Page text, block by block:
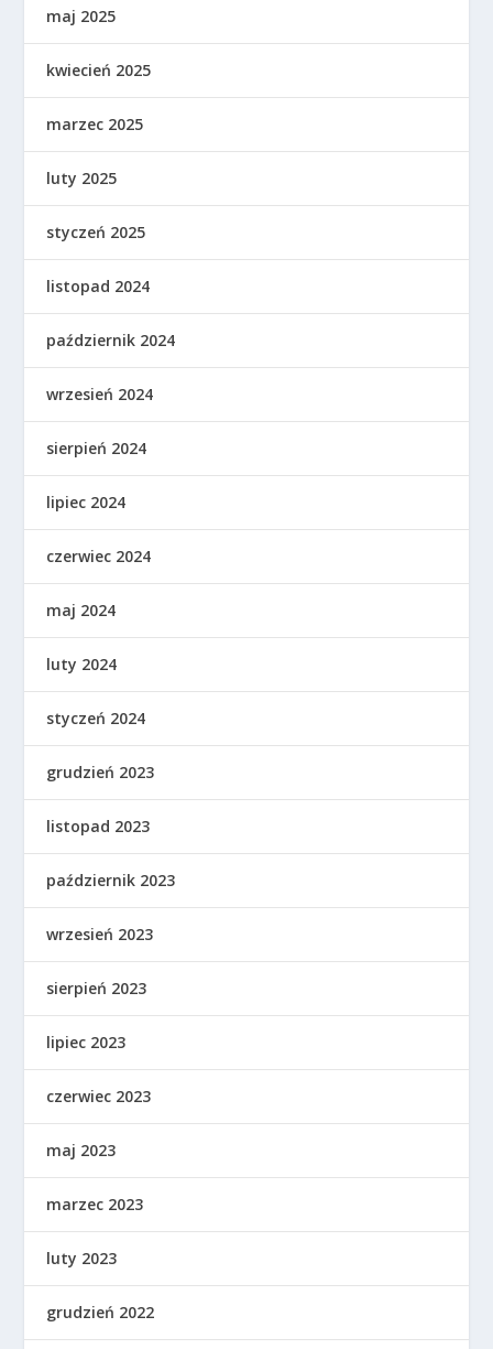
maj 2025
kwiecień 2025
marzec 2025
luty 2025
styczeń 2025
listopad 2024
październik 2024
wrzesień 2024
sierpień 2024
lipiec 2024
czerwiec 2024
maj 2024
luty 2024
styczeń 2024
grudzień 2023
listopad 2023
październik 2023
wrzesień 2023
sierpień 2023
lipiec 2023
czerwiec 2023
maj 2023
marzec 2023
luty 2023
grudzień 2022